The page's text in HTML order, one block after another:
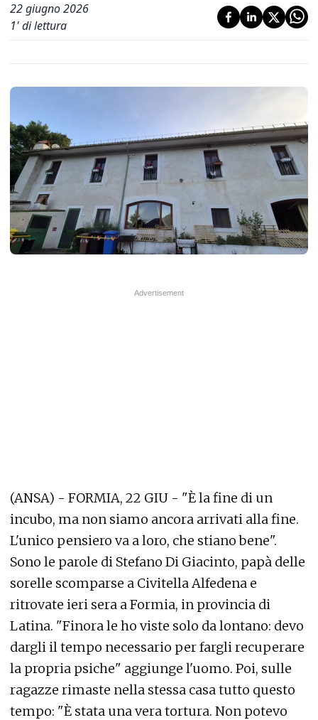
22 giugno 2026
1' di lettura
(ANSA) - FORMIA, 22 GIU - "È la fine di un
incubo, ma non siamo ancora arrivati alla fine.
L'unico pensiero va a loro, che stiano bene".
Sono le parole di Stefano Di Giacinto, papà delle
sorelle scomparse a Civitella Alfedena e
ritrovate ieri sera a Formia, in provincia di
Latina. "Finora le ho viste solo da lontano: devo
dargli il tempo necessario per fargli recuperare
la propria psiche" aggiunge l'uomo. Poi, sulle
ragazze rimaste nella stessa casa tutto questo
tempo: "È stata una vera tortura. Non potevo